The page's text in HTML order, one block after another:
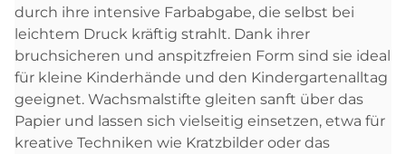
durch ihre intensive Farbabgabe, die selbst bei
leichtem Druck kräftig strahlt. Dank ihrer
bruchsicheren und anspitzfreien Form sind sie ideal
für kleine Kinderhände und den Kindergartenalltag
geeignet. Wachsmalstifte gleiten sanft über das
Papier und lassen sich vielseitig einsetzen, etwa für
kreative Techniken wie Kratzbilder oder das